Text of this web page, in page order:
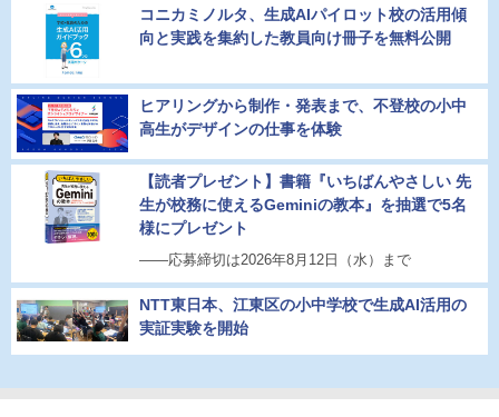
コニカミノルタ、生成AIパイロット校の活用傾
向と実践を集約した教員向け冊子を無料公開
ヒアリングから制作・発表まで、不登校の小中
高生がデザインの仕事を体験
【読者プレゼント】書籍『いちばんやさしい 先
生が校務に使えるGeminiの教本』を抽選で5名
様にプレゼント
――応募締切は2026年8月12日（水）まで
NTT東日本、江東区の小中学校で生成AI活用の
実証実験を開始